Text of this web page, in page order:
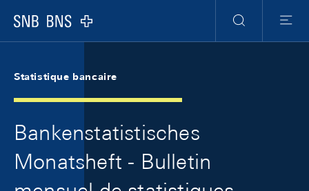
Logo
RechercheMenu
Statistique bancaire
Bankenstatistisches
Monatsheft - Bulletin